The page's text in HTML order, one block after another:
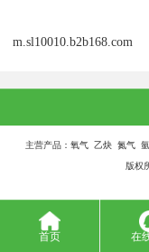
m.sl10010.b2b168.com
主营产品：氧气 乙炔 氮气
版权
首页 在